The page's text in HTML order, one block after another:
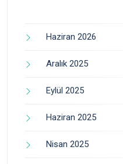
Haziran 2026
Aralık 2025
Eylül 2025
Haziran 2025
Nisan 2025